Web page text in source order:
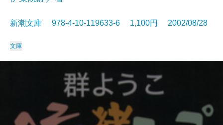
新潮文庫 978-4-10-119633-6 1,100円 2002/08/28
文庫